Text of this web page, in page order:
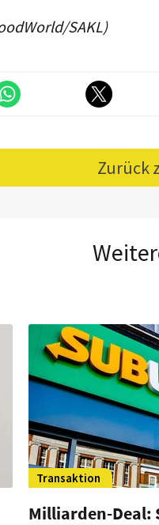
SAKL)
Zurück
Transaktion
Milliarden-Deal: